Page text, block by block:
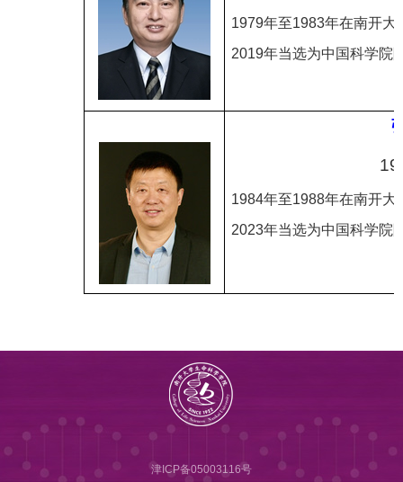
1979年至1983年在南开大
2019年当选为中国科学院
1984年至1988年在南开大
2023年当选为中国科学院
津ICP备05003116号